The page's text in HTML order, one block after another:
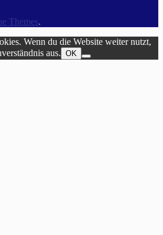
Themes.
Wenn du die Website weiter nutzt,
aus. OK